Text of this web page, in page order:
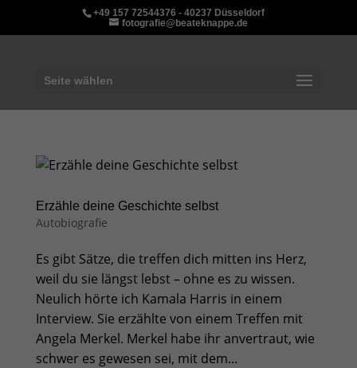
+49 157 72544376 - 40237 Düsseldorf
fotografie@beateknappe.de
Seite wählen
Erzähle deine Geschichte selbst
Autobiografie
Es gibt Sätze, die treffen dich mitten ins Herz,
weil du sie längst lebst – ohne es zu wissen.
Neulich hörte ich Kamala Harris in einem
Interview. Sie erzählte von einem Treffen mit
Angela Merkel. Merkel habe ihr anvertraut, wie
schwer es gewesen sei, mit dem...